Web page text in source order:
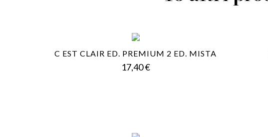
C EST CLAIR ED. PREMIUM 2 ED. MISTA
17,40 €Prezzo